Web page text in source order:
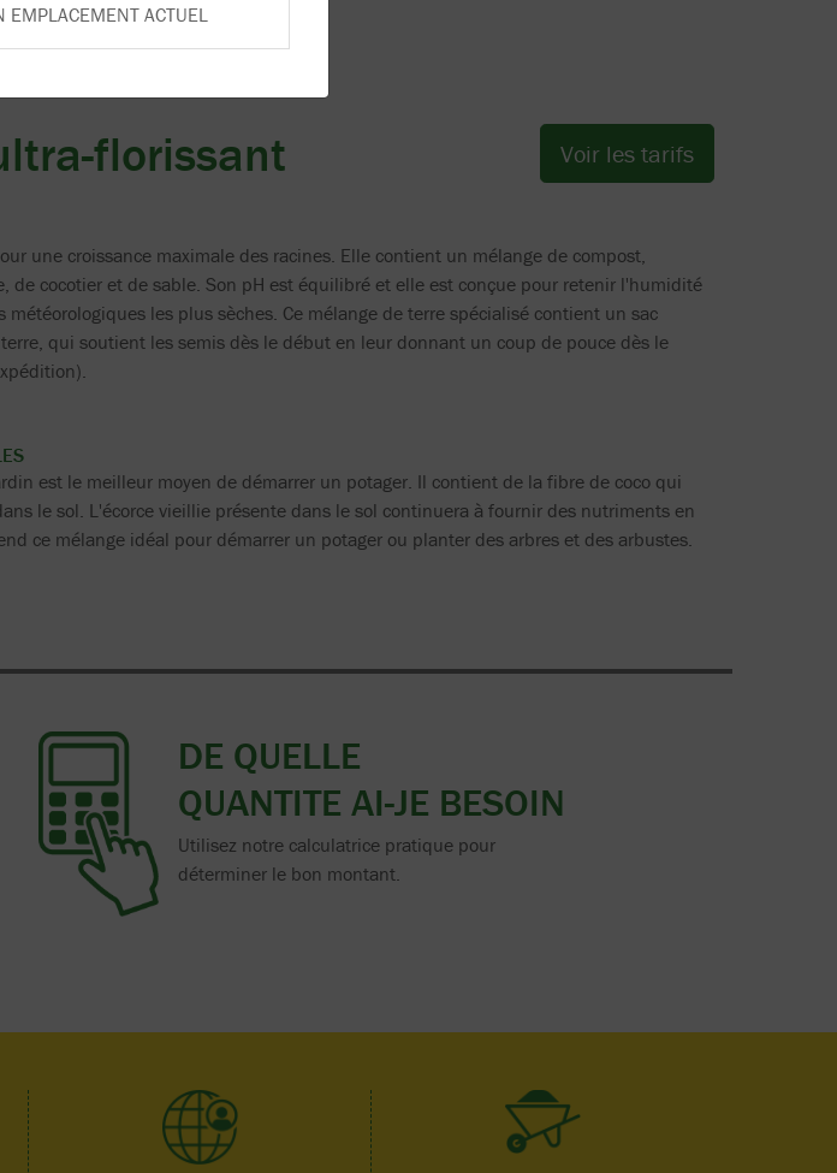
florissant Voir les tarifs
une croissance maximale des racines. Elle contient un mélange de compost,
de cocotier et de sable. Son pH est équilibré et elle est conçue pour retenir l'humidité
météorologiques les plus sèches. Ce mélange de terre spécialisé contient un sac
qui soutient les semis dès le début en leur donnant un coup de pouce dès le
est le meilleur moyen de démarrer un potager. Il contient de la fibre de coco qui
le sol. L'écorce vieillie présente dans le sol continuera à fournir des nutriments en
ce mélange idéal pour démarrer un potager ou planter des arbres et des arbustes.
DE QUELLE
QUANTITE AI-JE BESOIN
Utilisez notre calculatrice pratique pour
déterminer le bon montant.
EMPLACEMENT ACTUEL